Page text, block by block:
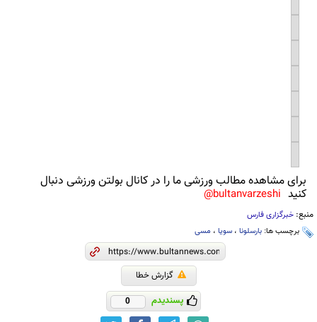
برای مشاهده مطالب ورزشی ما را در کانال بولتن ورزشی دنبال
کنید bultanvarzeshi@
منبع: خبرگزاری فارس
برچسب ها: بارسلونا ، سویا ، مسی
گزارش خطا
پسندیدم 0